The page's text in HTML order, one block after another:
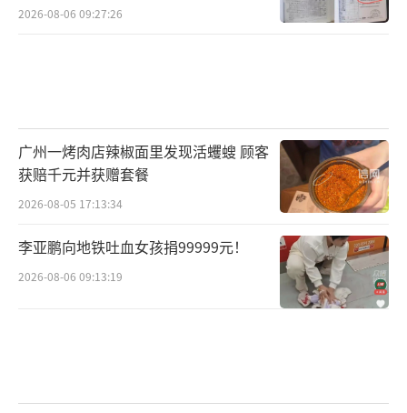
2026-08-06 09:27:26
广州一烤肉店辣椒面里发现活蠼螋 顾客
获赔千元并获赠套餐
2026-08-05 17:13:34
李亚鹏向地铁吐血女孩捐99999元！
2026-08-06 09:13:19